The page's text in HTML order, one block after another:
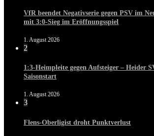
VfR beendet Negativserie gegen PSV im
mit 3:0-Sieg im Eröffnungsspiel
1. August 2026
2
1:3-Heimpleite gegen Aufsteiger – Heider
Saisonstart
1. August 2026
3
Flens-Oberligist droht Punktverlust